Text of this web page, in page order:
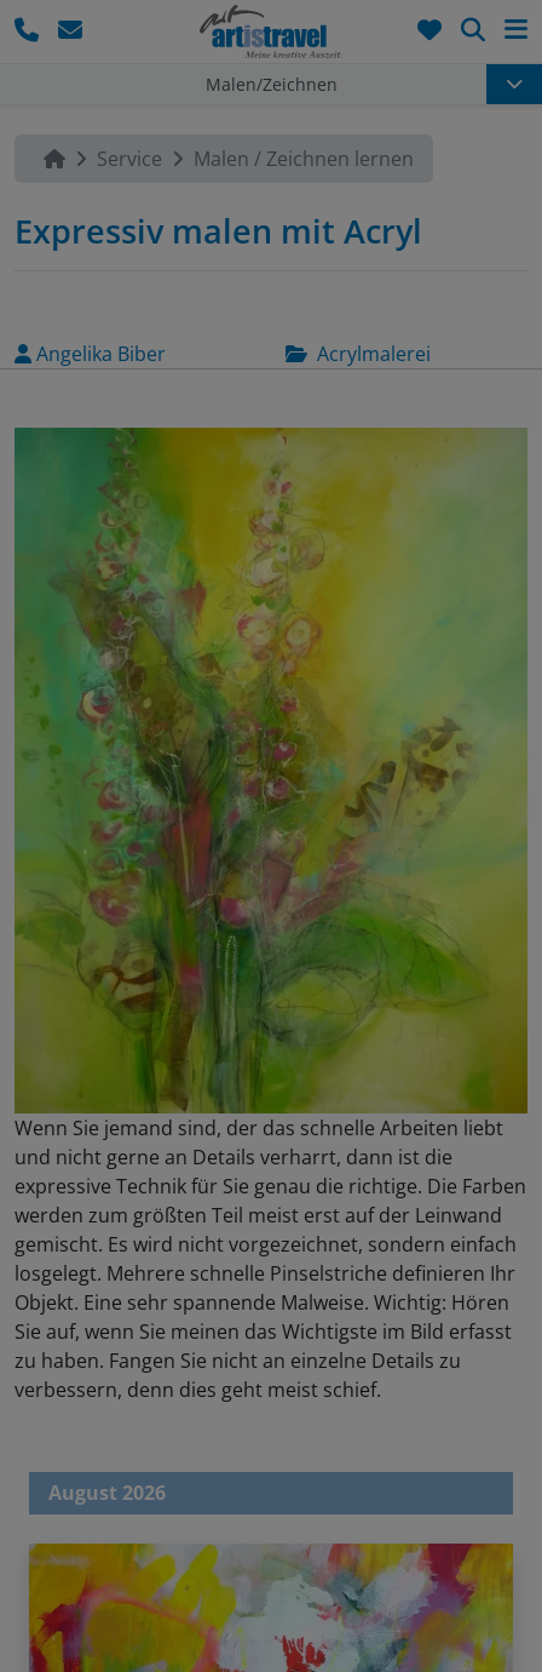
Malen/Zeichnen
Service Malen / Zeichnen lernen
Expressiv malen mit Acryl
Angelika Biber Acrylmalerei
Wenn Sie jemand sind, der das schnelle Arbeiten liebt
und nicht gerne an Details verharrt, dann ist die
expressive Technik für Sie genau die richtige. Die Farben
werden zum größten Teil meist erst auf der Leinwand
gemischt. Es wird nicht vorgezeichnet, sondern einfach
losgelegt. Mehrere schnelle Pinselstriche definieren Ihr
Objekt. Eine sehr spannende Malweise. Wichtig: Hören
Sie auf, wenn Sie meinen das Wichtigste im Bild erfasst
zu haben. Fangen Sie nicht an einzelne Details zu
verbessern, denn dies geht meist schief.
August 2026